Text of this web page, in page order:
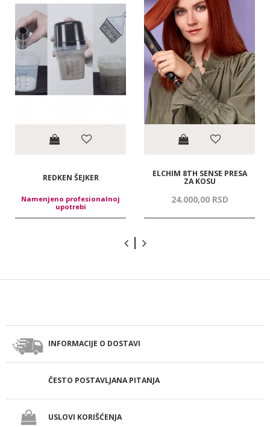
REDKEN ŠEJKER
Namenjeno profesionalnoj
upotrebi
ELCHIM 8TH SENSE PRESA
ZA KOSU
24.000,00 RSD
INFORMACIJE O DOSTAVI
ČESTO POSTAVLJANA PITANJA
USLOVI KORIŠĆENJA